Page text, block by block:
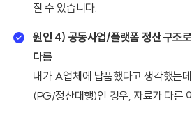
질 수 있습니다.
원인 4) 공동사업/플랫폼 정산 구조
다름
내가 A업체에 납품했다고 생각했는
(PG/정산대행)인 경우, 자료가 다른